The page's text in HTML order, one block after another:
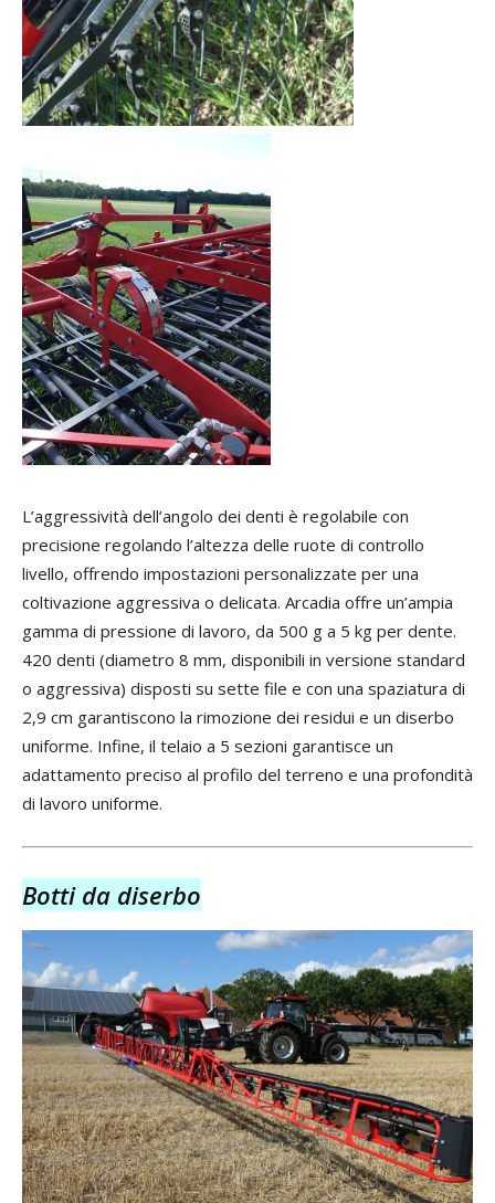
L’aggressività dell’angolo dei denti è regolabile con
precisione regolando l’altezza delle ruote di controllo
livello, offrendo impostazioni personalizzate per una
coltivazione aggressiva o delicata. Arcadia offre un’ampia
gamma di pressione di lavoro, da 500 g a 5 kg per dente.
420 denti (diametro 8 mm, disponibili in versione standard
o aggressiva) disposti su sette file e con una spaziatura di
2,9 cm garantiscono la rimozione dei residui e un diserbo
uniforme. Infine, il telaio a 5 sezioni garantisce un
adattamento preciso al profilo del terreno e una profondità
di lavoro uniforme.
Botti da diserbo